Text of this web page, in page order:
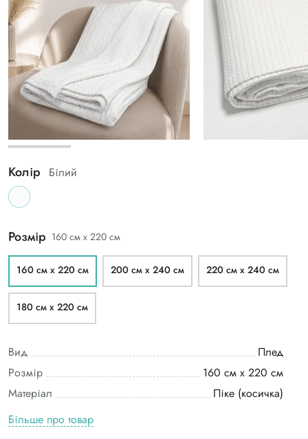
Колір Білий
Розмір 160 см х 220 см
160 см х 220 см 200 см х 240 см 220 см х 240 см
180 см х 220 см
Вид
Плед
Розмір
160 см х 220 см
Матеріал
Піке (косичка)
Більше про товар